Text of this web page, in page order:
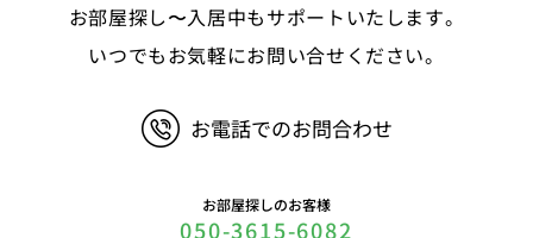
ービスのご利用に際して取得する情報 端末識別
子、広告識別子、IPアドレス、クッキーデータおよ
閲覧時刻、リファラー情報ならびにクッキーIDや広
対するお問い合わせ・ご連絡等に関する情報等 ま
お部屋探し〜入居中もサポートいたします。
いつでもお気軽にお問い合せください。
お電話でのお問合わせ
お部屋探しのお客様
050-3615-6082